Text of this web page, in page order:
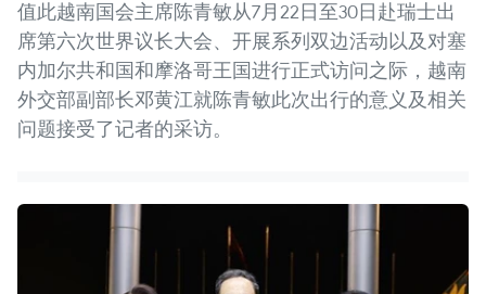
值此越南国会主席陈青敏从7月22日至30日赴瑞士出
席第六次世界议长大会、开展系列双边活动以及对塞
内加尔共和国和摩洛哥王国进行正式访问之际，越南
外交部副部长邓黄江就陈青敏此次出行的意义及相关
问题接受了记者的采访。